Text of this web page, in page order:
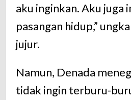
aku inginkan. Aku juga
pasangan hidup,”
jujur.
Namun, Denada
tidak ingin terburu-